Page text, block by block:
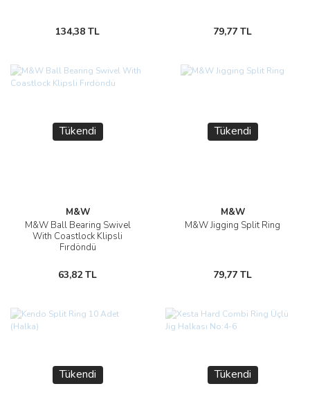
134,38 TL 79,77 TL
Tükendi
M&W
M&W Ball Bearing Swivel
With Coastlock Klipsli
Fırdöndü
63,82 TL
Tükendi
M&W
M&W Jigging Split Ring
79,77 TL
Tükendi Tükendi